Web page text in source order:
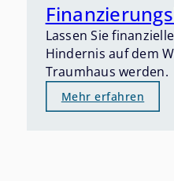
Lassen Sie
Hindernis auf dem
Traumhaus werden.
Mehr erfahren